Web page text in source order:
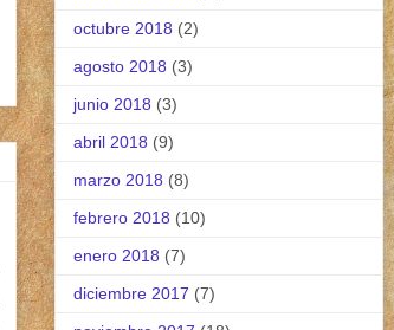
octubre 2018 (2)
agosto 2018 (3)
junio 2018 (3)
abril 2018 (9)
marzo 2018 (8)
febrero 2018 (10)
enero 2018 (7)
diciembre 2017 (7)